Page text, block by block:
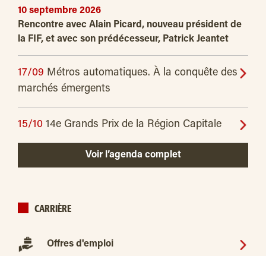
10 septembre 2026
Rencontre avec Alain Picard, nouveau président de
la FIF, et avec son prédécesseur, Patrick Jeantet
17/09 Métros automatiques. À la conquête des
marchés émergents
15/10 14e Grands Prix de la Région Capitale
Voir l’agenda complet
CARRIÈRE
Offres d'emploi